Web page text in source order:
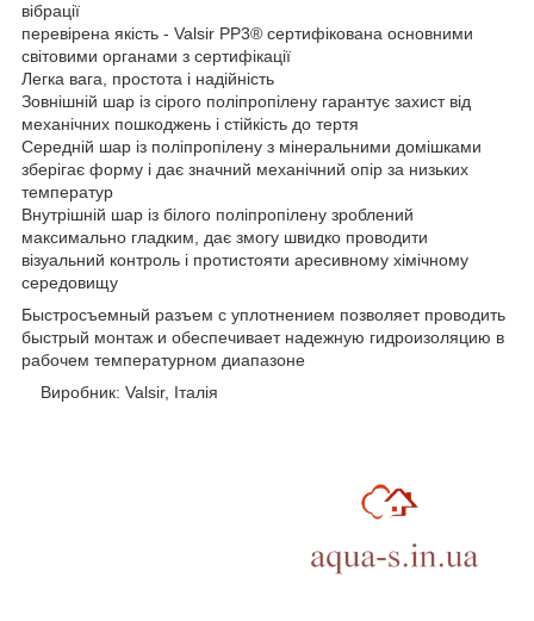
вібрації
перевірена якість - Valsir PP3® сертифікована основними
світовими органами з сертифікації
Легка вага, простота і надійність
Зовнішній шар із сірого поліпропілену гарантує захист від
механічних пошкоджень і стійкість до тертя
Середній шар із поліпропілену з мінеральними домішками
зберігає форму і дає значний механічний опір за низьких
температур
Внутрішній шар із білого поліпропілену зроблений
максимально гладким, дає змогу швидко проводити
візуальний контроль і протистояти аресивному хімічному
середовищу
Быстросъемный разъем с уплотнением позволяет проводить
быстрый монтаж и обеспечивает надежную гидроизоляцию в
рабочем температурном диапазоне
Виробник: Valsir, Італія